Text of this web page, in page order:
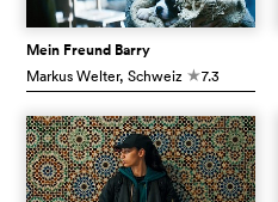
Mein Freund Barry
Markus Welter, Schweiz c7.3